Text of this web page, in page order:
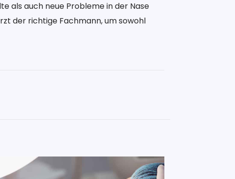
als auch neue Probleme in der Nase
der richtige Fachmann, um sowohl